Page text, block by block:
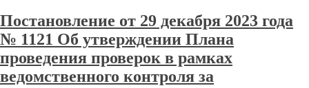
Постановление от 29 декабря 2023 года
№ 1121 Об утверждении Плана
проведения проверок в рамках
ведомственного контроля за